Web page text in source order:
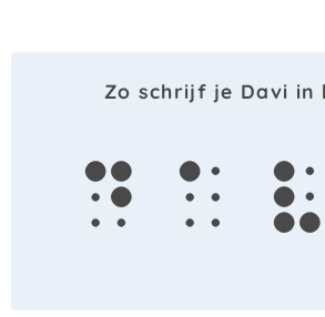
Zo schrijf je Davi in
d a v